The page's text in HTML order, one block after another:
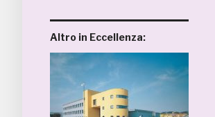
Altro in Eccellenza: